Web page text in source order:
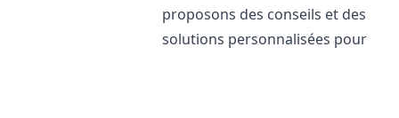
proposons des conseils et des
solutions personnalisées pour